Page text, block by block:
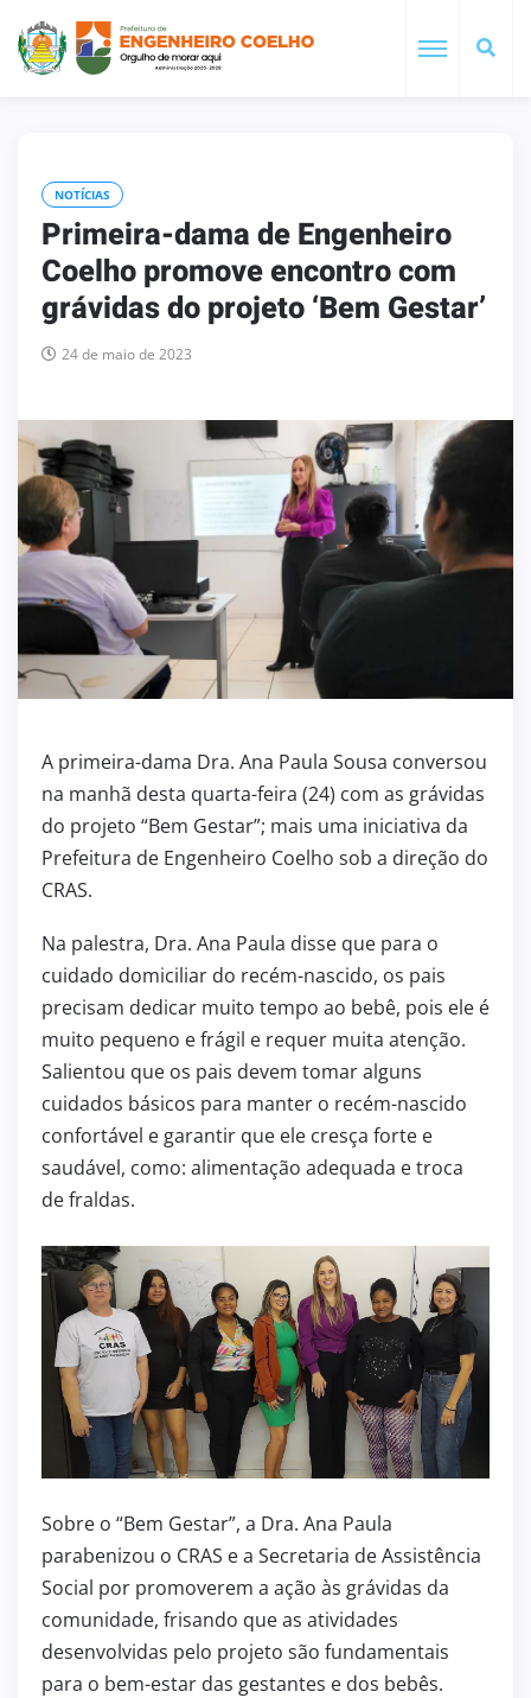
NOTÍCIAS
Primeira-dama de Engenheiro
Coelho promove encontro com
grávidas do projeto ‘Bem Gestar’
24 de maio de 2023
A primeira-dama Dra. Ana Paula Sousa conversou
na manhã desta quarta-feira (24) com as grávidas
do projeto “Bem Gestar”; mais uma iniciativa da
Prefeitura de Engenheiro Coelho sob a direção do
CRAS.
Na palestra, Dra. Ana Paula disse que para o
cuidado domiciliar do recém-nascido, os pais
precisam dedicar muito tempo ao bebê, pois ele é
muito pequeno e frágil e requer muita atenção.
Salientou que os pais devem tomar alguns
cuidados básicos para manter o recém-nascido
confortável e garantir que ele cresça forte e
saudável, como: alimentação adequada e troca
de fraldas.
Sobre o “Bem Gestar”, a Dra. Ana Paula
parabenizou o CRAS e a Secretaria de Assistência
Social por promoverem a ação às grávidas da
comunidade, frisando que as atividades
desenvolvidas pelo projeto são fundamentais
para o bem-estar das gestantes e dos bebês.